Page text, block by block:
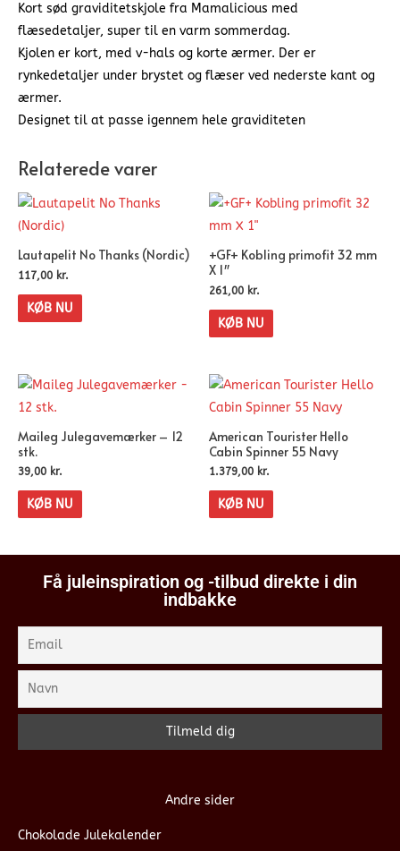
Kort sød graviditetskjole fra Mamalicious med
flæsedetaljer, super til en varm sommerdag.
Kjolen er kort, med v-hals og korte ærmer. Der er
rynkedetaljer under brystet og flæser ved nederste kant og
ærmer.
Designet til at passe igennem hele graviditeten
Relaterede varer
Lautapelit No Thanks (Nordic)
117,00 kr.
KØB NU
+GF+ Kobling primofit 32 mm
X 1″
261,00 kr.
KØB NU
Maileg Julegavemærker – 12
stk.
39,00 kr.
KØB NU
American Tourister Hello
Cabin Spinner 55 Navy
1.379,00 kr.
KØB NU
Få juleinspiration og -tilbud direkte i din
indbakke
Andre sider
Chokolade Julekalender